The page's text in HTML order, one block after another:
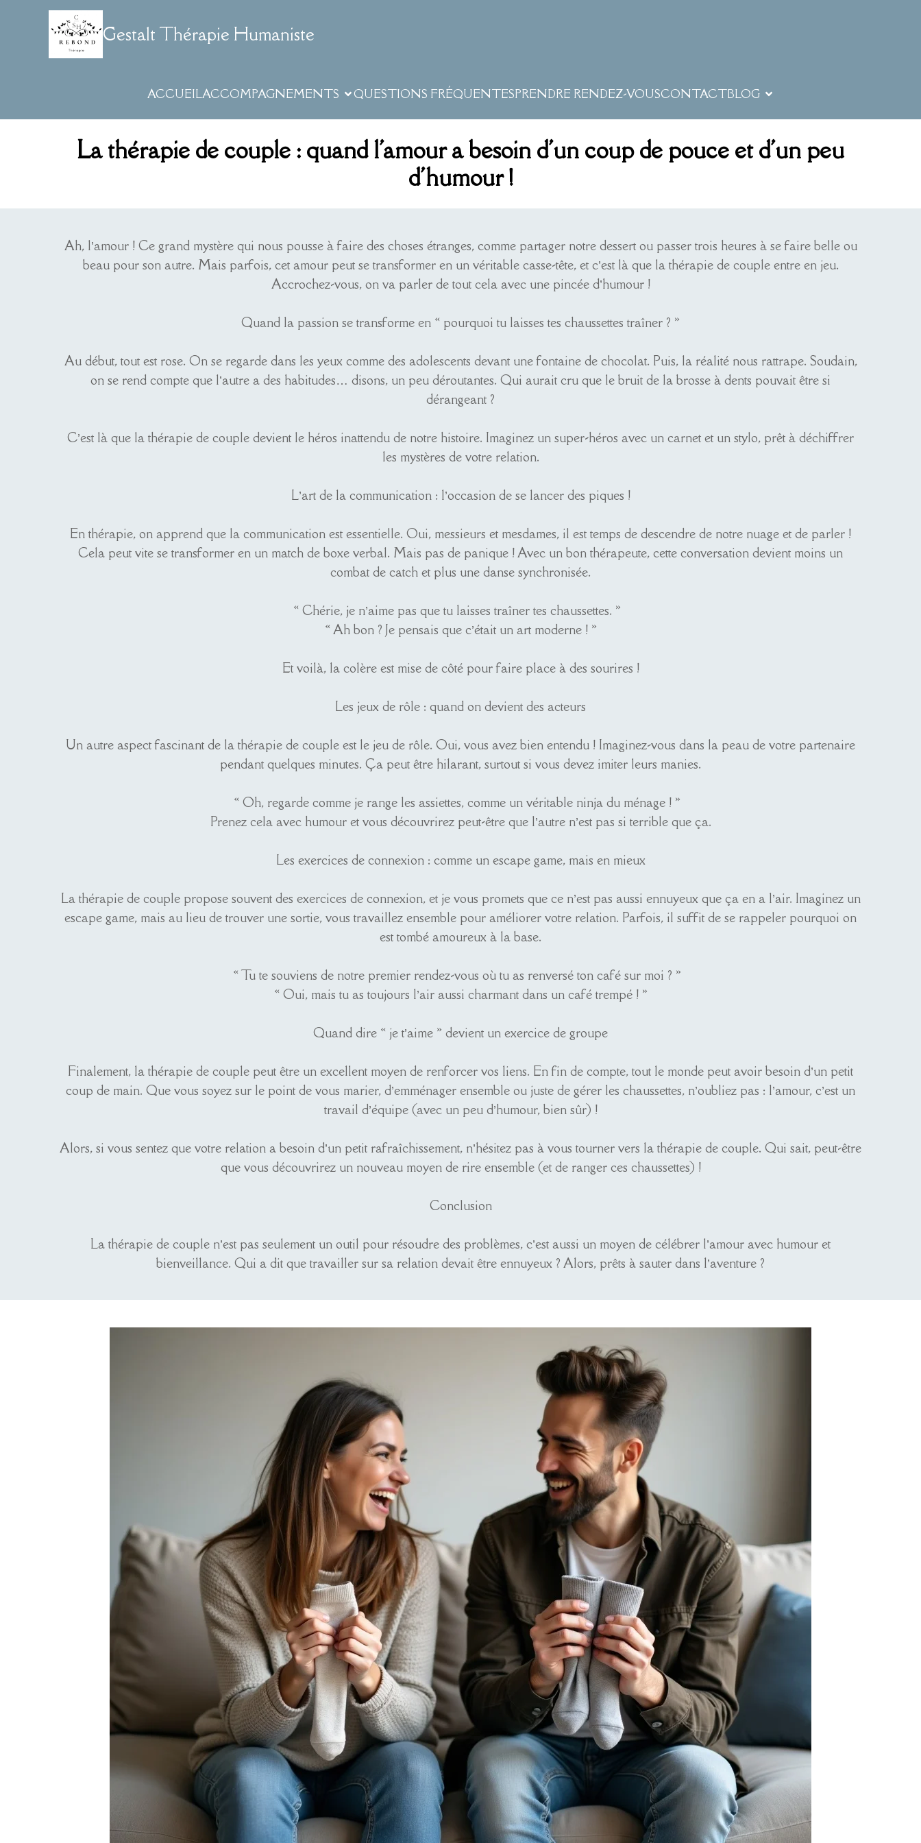
Gestalt Thérapie Humaniste
ACCUEILACCOMPAGNEMENTS QUESTIONS FRÉQUENTESPRENDRE RENDEZ-VOUSCONTACTBLOG
La thérapie de couple : quand l'amour a besoin d'un coup de pouce et d'un peu
d'humour !
Ah, l’amour ! Ce grand mystère qui nous pousse à faire des choses étranges, comme partager notre dessert ou passer trois heures à se faire belle ou
beau pour son autre. Mais parfois, cet amour peut se transformer en un véritable casse-tête, et c’est là que la thérapie de couple entre en jeu.
Accrochez-vous, on va parler de tout cela avec une pincée d’humour !
Quand la passion se transforme en « pourquoi tu laisses tes chaussettes traîner ? »
Au début, tout est rose. On se regarde dans les yeux comme des adolescents devant une fontaine de chocolat. Puis, la réalité nous rattrape. Soudain,
on se rend compte que l’autre a des habitudes… disons, un peu déroutantes. Qui aurait cru que le bruit de la brosse à dents pouvait être si
dérangeant ?
C’est là que la thérapie de couple devient le héros inattendu de notre histoire. Imaginez un super-héros avec un carnet et un stylo, prêt à déchiffrer
les mystères de votre relation.
L’art de la communication : l’occasion de se lancer des piques !
En thérapie, on apprend que la communication est essentielle. Oui, messieurs et mesdames, il est temps de descendre de notre nuage et de parler !
Cela peut vite se transformer en un match de boxe verbal. Mais pas de panique ! Avec un bon thérapeute, cette conversation devient moins un
combat de catch et plus une danse synchronisée.
« Chérie, je n’aime pas que tu laisses traîner tes chaussettes. »
« Ah bon ? Je pensais que c’était un art moderne ! »
Et voilà, la colère est mise de côté pour faire place à des sourires !
Les jeux de rôle : quand on devient des acteurs
Un autre aspect fascinant de la thérapie de couple est le jeu de rôle. Oui, vous avez bien entendu ! Imaginez-vous dans la peau de votre partenaire
pendant quelques minutes. Ça peut être hilarant, surtout si vous devez imiter leurs manies.
« Oh, regarde comme je range les assiettes, comme un véritable ninja du ménage ! »
Prenez cela avec humour et vous découvrirez peut-être que l’autre n’est pas si terrible que ça.
Les exercices de connexion : comme un escape game, mais en mieux
La thérapie de couple propose souvent des exercices de connexion, et je vous promets que ce n’est pas aussi ennuyeux que ça en a l’air. Imaginez un
escape game, mais au lieu de trouver une sortie, vous travaillez ensemble pour améliorer votre relation. Parfois, il suffit de se rappeler pourquoi on
est tombé amoureux à la base.
« Tu te souviens de notre premier rendez-vous où tu as renversé ton café sur moi ? »
« Oui, mais tu as toujours l’air aussi charmant dans un café trempé ! »
Quand dire « je t’aime » devient un exercice de groupe
Finalement, la thérapie de couple peut être un excellent moyen de renforcer vos liens. En fin de compte, tout le monde peut avoir besoin d’un petit
coup de main. Que vous soyez sur le point de vous marier, d’emménager ensemble ou juste de gérer les chaussettes, n’oubliez pas : l’amour, c’est un
travail d’équipe (avec un peu d’humour, bien sûr) !
Alors, si vous sentez que votre relation a besoin d’un petit rafraîchissement, n’hésitez pas à vous tourner vers la thérapie de couple. Qui sait, peut-être
que vous découvrirez un nouveau moyen de rire ensemble (et de ranger ces chaussettes) !
Conclusion
La thérapie de couple n’est pas seulement un outil pour résoudre des problèmes, c’est aussi un moyen de célébrer l’amour avec humour et
bienveillance. Qui a dit que travailler sur sa relation devait être ennuyeux ? Alors, prêts à sauter dans l’aventure ?